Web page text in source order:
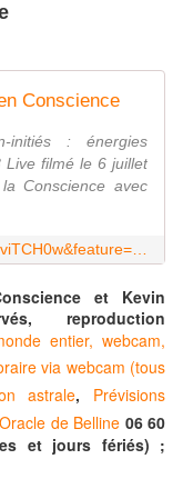
Conscience
initiés : énergies
filmé le 6 juillet
Conscience avec
et Kevin
reproduction
entier, webcam,
via webcam (tous
astrale, Prévisions
de Belline 06 60
et jours fériés) ;